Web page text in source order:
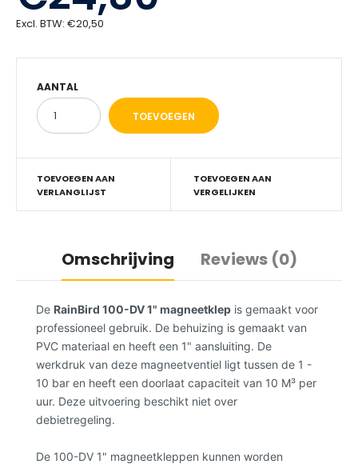
Excl. BTW: €20,50
AANTAL
TOEVOEGEN AAN
VERLANGLIJST
TOEVOEGEN AAN
VERGELIJKEN
Omschrijving Reviews (0)
De RainBird 100-DV 1" magneetklep is gemaakt voor
professioneel gebruik. De behuizing is gemaakt van
PVC materiaal en heeft een 1" aansluiting. De
werkdruk van deze magneetventiel ligt tussen de 1 -
10 bar en heeft een doorlaat capaciteit van 10 M³ per
uur. Deze uitvoering beschikt niet over
debietregeling.
De 100-DV 1" magneetkleppen kunnen worden